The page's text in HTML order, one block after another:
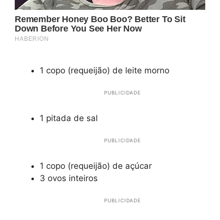
1 copo (requeijão) de leite morno
PUBLICIDADE
1 pitada de sal
PUBLICIDADE
1 copo (requeijão) de açúcar
3 ovos inteiros
PUBLICIDADE